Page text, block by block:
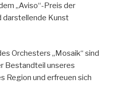
„Aviso“-Preis der
darstellende Kunst
Orchesters „Mosaik“ sind
Bestandteil unseres
Region und erfreuen sich